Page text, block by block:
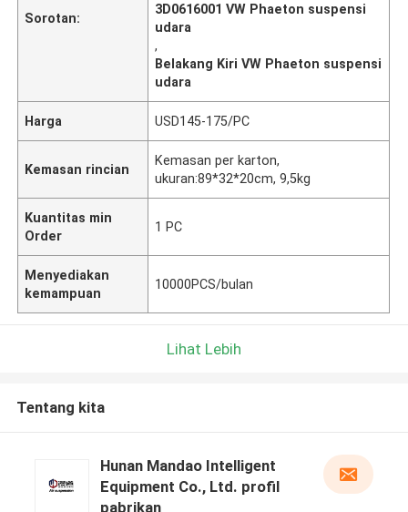
Sorotan:
3D0616001 VW Phaeton suspensi
udara
,
Belakang Kiri VW Phaeton suspensi
udara
Harga USD145-175/PC
Kemasan rincian
Kemasan per karton,
ukuran:89*32*20cm, 9,5kg
Kuantitas min
Order
1 PC
Menyediakan
kemampuan
10000PCS/bulan
Lihat Lebih
Tentang kita
Hunan Mandao Intelligent
Equipment Co., Ltd. profil
pabrikan